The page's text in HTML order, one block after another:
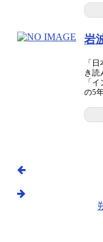
岩
「
き読
「
の5